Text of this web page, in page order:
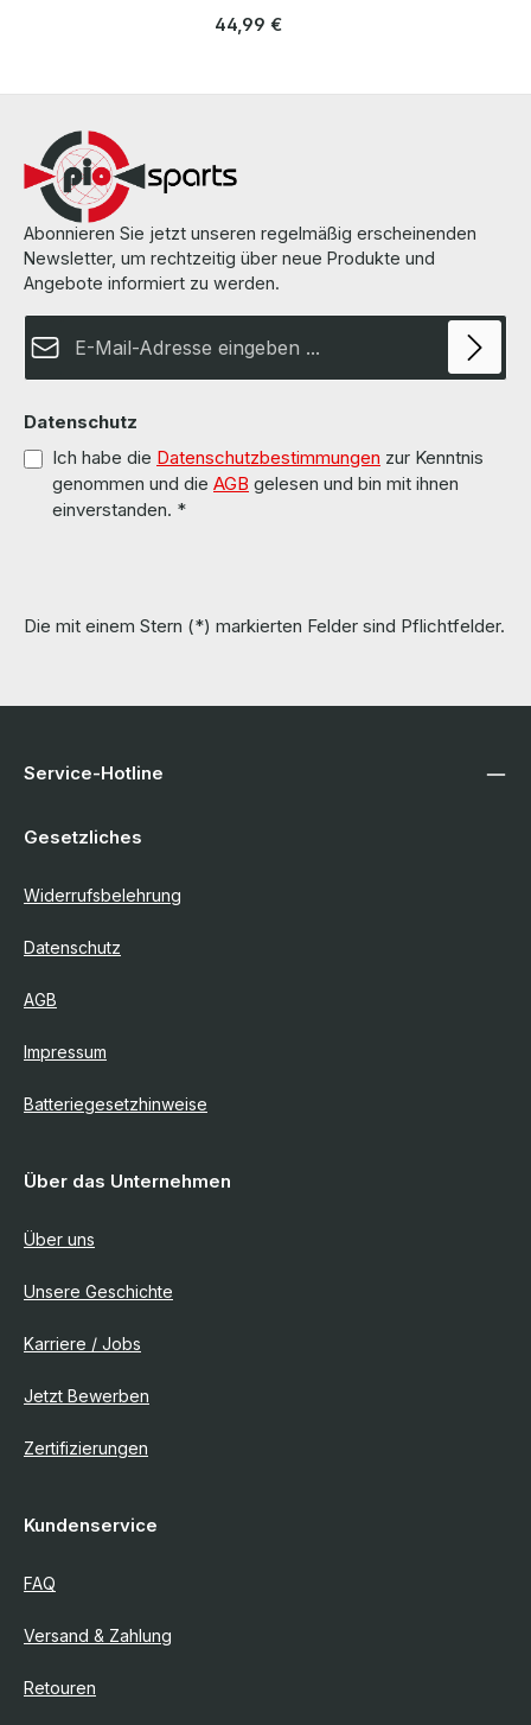
Trusted Platform Module Version 2.0 für ProLiant G9 Server More
Seiten des Herstellers.
Regulärer Preis:
44,99 €
Abonnieren Sie jetzt unseren regelmäßig erscheinenden
Newsletter, um rechtzeitig über neue Produkte und
Angebote informiert zu werden.
Datenschutz
Ich habe die Datenschutzbestimmungen zur Kenntnis
genommen und die AGB gelesen und bin mit ihnen
einverstanden. *
Die mit einem Stern (*) markierten Felder sind Pflichtfelder.
Service-Hotline
Gesetzliches
Widerrufsbelehrung
Datenschutz
AGB
Impressum
Batteriegesetzhinweise
Über das Unternehmen
Über uns
Unsere Geschichte
Karriere / Jobs
Jetzt Bewerben
Zertifizierungen
Kundenservice
FAQ
Versand & Zahlung
Retouren